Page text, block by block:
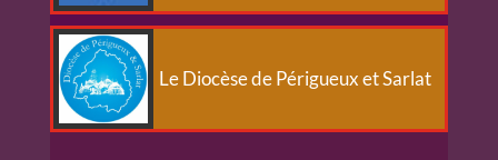
Le Diocèse de Périgueux et Sarlat